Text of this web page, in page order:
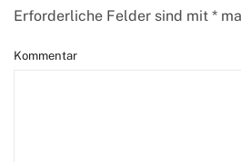
Erforderliche Felder sind mit *
Kommentar